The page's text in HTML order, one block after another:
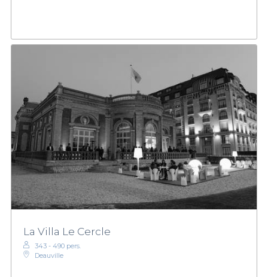
La Villa Le Cercle
343 - 490 pers.
Deauville